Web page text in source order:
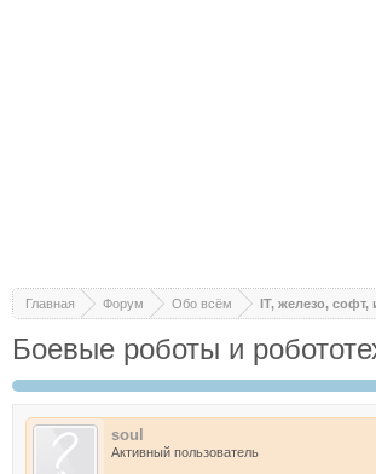
Главная Форум Обо всём IT, железо, софт,
Боевые роботы и
soul
Активный пользователь